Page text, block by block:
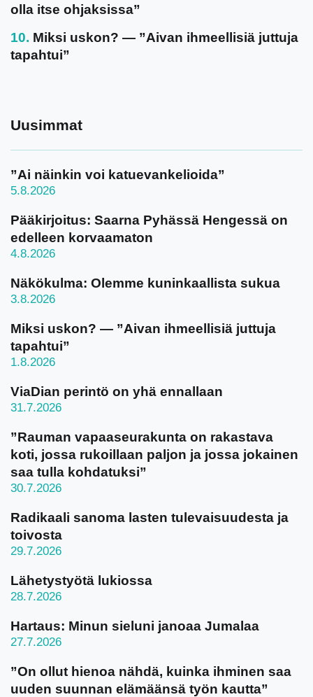
olla itse ohjaksissa”
Miksi uskon? — ”Aivan ihmeellisiä juttuja
tapahtui”
Uusimmat
”Ai näinkin voi katuevankelioida”
5.8.2026
Pääkirjoitus: Saarna Pyhässä Hengessä on
edelleen korvaamaton
4.8.2026
Näkökulma: Olemme kuninkaallista sukua
3.8.2026
Miksi uskon? — ”Aivan ihmeellisiä juttuja
tapahtui”
1.8.2026
ViaDian perintö on yhä ennallaan
31.7.2026
”Rauman vapaaseurakunta on rakastava
koti, jossa rukoillaan paljon ja jossa jokainen
saa tulla kohdatuksi”
30.7.2026
Radikaali sanoma lasten tulevaisuudesta ja
toivosta
29.7.2026
Lähetystyötä lukiossa
28.7.2026
Hartaus: Minun sieluni janoaa Jumalaa
27.7.2026
”On ollut hienoa nähdä, kuinka ihminen saa
uuden suunnan elämäänsä työn kautta”